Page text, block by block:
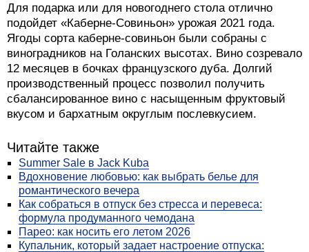
Для подарка или для новогоднего стола отлично
подойдет «Каберне-Совиньон» урожая 2021 года.
Ягоды сорта каберне-совиньон были собраны с
виноградников на Голанских высотах. Вино созревало
12 месяцев в бочках французского дуба. Долгий
производственный процесс позволил получить
сбалансированное вино с насыщенным фруктовый
вкусом и бархатным округлым послевкусием.
Читайте также
Summer Sale в Jack Kuba
Вдохновение любовью: как выбрать белье для
романтического вечера
Как собраться в отпуск без стресса и перевеса:
формула продуманного чемодана
Парео: как носить его летом 2026
Купальник, который задает настроение отпуска: